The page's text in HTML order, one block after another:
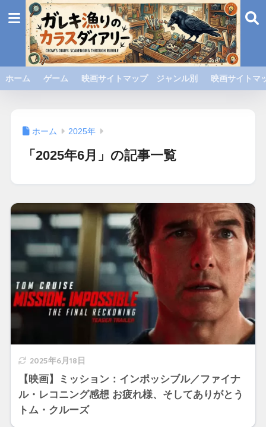
ホーム ゲーム 映画サイトマップ ジャンル別 映画サイト
ホーム 2025年
「2025年6月」の記事一覧
2025年6月18日
【映画】ミッション：インポッシブル／ファイナ
ル・レコニング感想 お疲れ様、そしてありがとう
トム・クルーズ